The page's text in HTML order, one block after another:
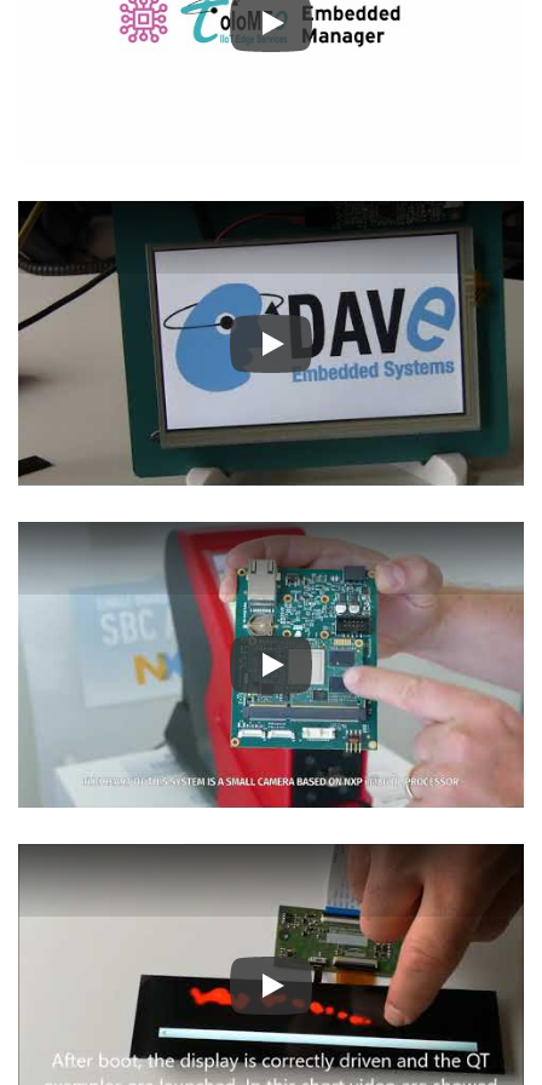
Play
Play
Play
Play